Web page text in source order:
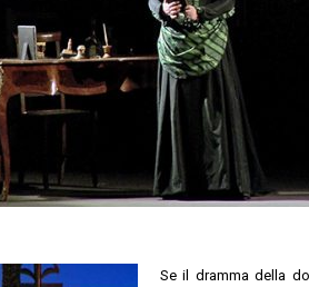
Se il dramma della